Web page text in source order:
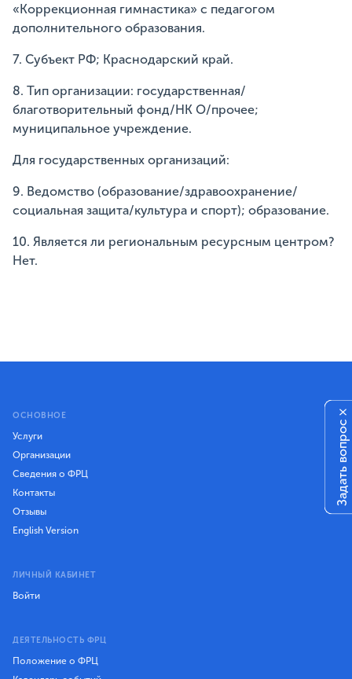
«Коррекционная гимнастика» с педагогом
дополнительного образования.
7. Субъект РФ; Краснодарский край.
8. Тип организации: государственная/
благотворительный фонд/НК О/прочее;
муниципальное учреждение.
Для государственных организаций:
9. Ведомство (образование/здравоохранение/
социальная защита/культура и спорт); образование.
10. Является ли региональным ресурсным центром?
Нет.
ОСНОВНОЕ
Услуги
Организации
Сведения о ФРЦ
Контакты
Отзывы
English Version
ЛИЧНЫЙ КАБИНЕТ
Войти
ДЕЯТЕЛЬНОСТЬ ФРЦ
Положение о ФРЦ
Задать вопрос
×